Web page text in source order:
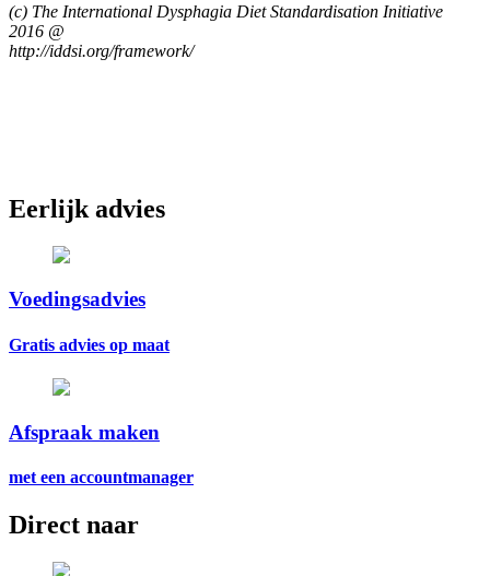
(c) The International Dysphagia Diet Standardisation Initiative
2016 @
http://iddsi.org/framework/
Eerlijk advies
Voedingsadvies
Gratis advies op maat
Afspraak maken
met een accountmanager
Direct naar